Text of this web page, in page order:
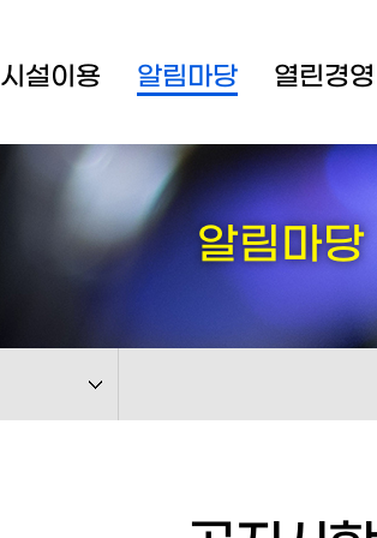
시설이용 알림마당 열린경영
알림마당